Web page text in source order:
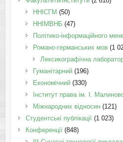
ННІСГМ (50)
ННІМВНБ (47)
Політико-інформаційного
Романо-германських мов(1
Лексикографічна
Гуманітарний(196)
Економічний(330)
Інститут права ім. І.
Міжнародних відносин(121)
Студентські публікації(1 023)
Конференції(848)